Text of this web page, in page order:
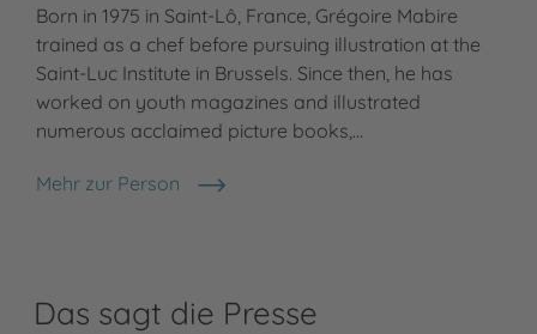
Born in 1975 in Saint-Lô, France, Grégoire Mabire
trained as a chef before pursuing illustration at the
Saint-Luc Institute in Brussels. Since then, he has
worked on youth magazines and illustrated
numerous acclaimed picture books,…
Mehr zur Person
Grégoire Mabire
Das sagt die Presse